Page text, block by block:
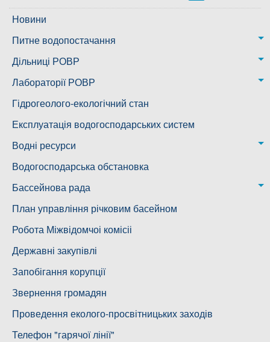
Новини
Питне водопостачання
м. Миколаїв
Казанківська ТГ
Дільниці РОВР
Новоодеська дільниця – водогін № 1,2
Воскресенська дільниця – водогін № 3
Ковалівська дільниця
Новобузька дільниця
Снігурівська дільниця
Дільниця з обслуговування насосного обладнання та
водоочисних установок
Лабораторії РОВР
Лабораторія моніторингу вод
Лабораторія питного водопостачання
Гідрогеолого-екологічний стан
Експлуатація водогосподарських систем
Водні ресурси
Режими роботи водних об’єктів
Водогосподарська обстановка
Бассейнова рада
Басейнова рада Південного Бугу
Басейнова рада нижнього Дніпра
Басейнова рада річок Причорномор'я
План управління річковим басейном
Робота Міжвідомчоі комісіі
Державні закупівлі
Запобігання корупції
Звернення громадян
Проведення еколого-просвітницьких заходів
Телефон "гарячої лінії"